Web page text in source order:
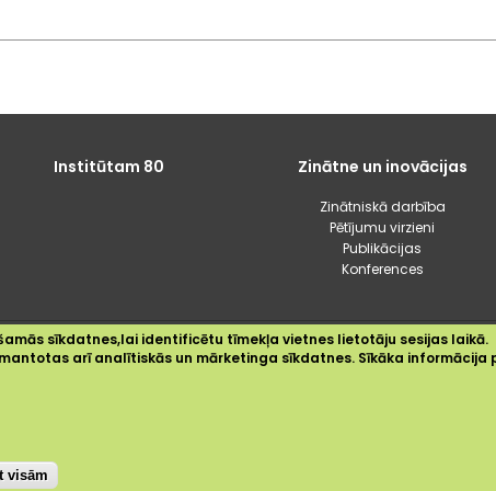
Institūtam 80 Zinātne un inovācijas
Zinātniskā darbība
Pētījumu virzieni
Publikācijas
Konferences
2024 © Dārzkopības institūts
sīkdatnes,lai identificētu tīmekļa vietnes lietotāju sesijas laikā.
arī analītiskās un mārketinga sīkdatnes. Sīkāka informācija
visām